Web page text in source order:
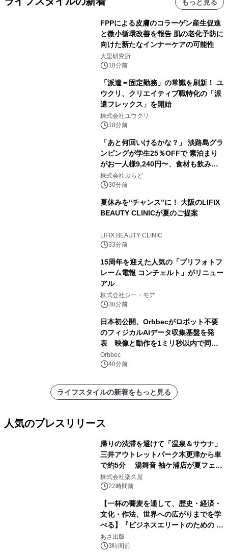
もっと見る
FPPによる皮膚のコラーゲン産生促進
と微小循環改善を報告 肌の老化予防に
向けた新たなインナーケアの可能性
大里研究所
18分前
「派遣＝固定勤務」の常識を刷新！ ユ
ウクリ、クリエイティブ職特化の「派
遣フレックス」を開始
株式会社ユウクリ
18分前
「あと何回いけるかな？」 淡路島グラ
ンピングが学生25％OFFで 素泊まり
がお一人様9,240円〜、食材も飲み物
も持ち込み自由 「グランピングリゾー
ト Awaji」9月30日までの平日限定
株式会社ぷらど
30分前
夏休みを“チャンス”に！ 大阪のLIFIX
BEAUTY CLINICが夏のご提案
LIFIX BEAUTY CLINIC
33分前
15周年を迎えた人気の「プリフォトフ
レーム電報 コンチェルト」がリニュー
アル
株式会社シー・モア
38分前
日本初公開、Orbbecがロボット不要
のフィジカルAIデータ収集基盤を発
表 映像と動作を1ミリ秒以内で同
期、約200グラムの試作機をROSCon
JP 2026で実演
Orbbec
40分前
ライフスタイルの新着をもっと見る
人気のプレスリリース
帰りの渋滞を避けて「温泉＆サウナ」
三井アウトレットパーク木更津から車
で約5分 湯舞音 袖ケ浦店が夏フェア
メニューを提供
株式会社楽久屋
22時間前
【一杯の蕎麦を通して、歴史・経済・
文化・作法、世界への広がりまでを学
べる】『ビジネスエリートのための 教
養としての蕎麦』2026年8月25日
（火）発売
あさ出版
3時間前